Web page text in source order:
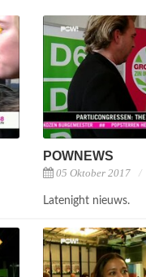
POWNEWS
05 Oktober 2017
Latenight nieuws.